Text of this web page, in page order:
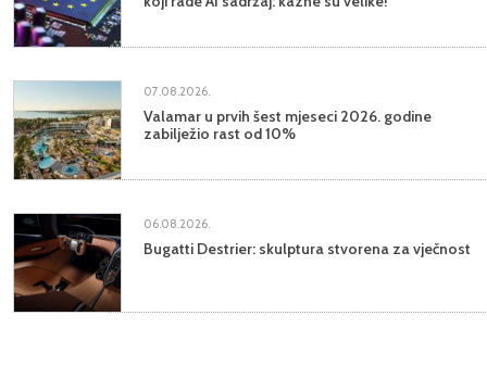
07.08.2026.
Valamar u prvih šest mjeseci 2026. godine
zabilježio rast od 10%
06.08.2026.
Bugatti Destrier: skulptura stvorena za vječnost